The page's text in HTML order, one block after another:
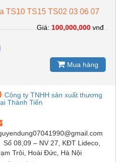
TS10 TS15 TS02 03 06 07
Giá: 100,000,000 vnđ
Mua hàng
Công ty TNHH sản xuất thương
Thành Tiến
Số 08,09 – NV 27, KĐT Lideco,
Trôi, Hoài Đức, Hà Nội